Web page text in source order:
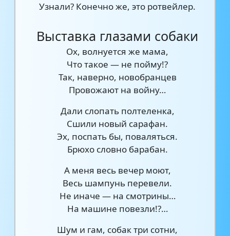
Узнали? Конечно же, это ротвейлер.
Выставка глазами собаки
Ох, волнуется же мама,
Что такое — не пойму!?
Так, наверно, новобранцев
Провожают на войну…
Дали слопать полтеленка,
Сшили новый сарафан.
Эх, поспать бы, поваляться.
Брюхо словно барабан.
А меня весь вечер моют,
Весь шампунь перевели.
Не иначе — на смотрины…
На машине повезли!?…
Шум и гам, собак три сотни,